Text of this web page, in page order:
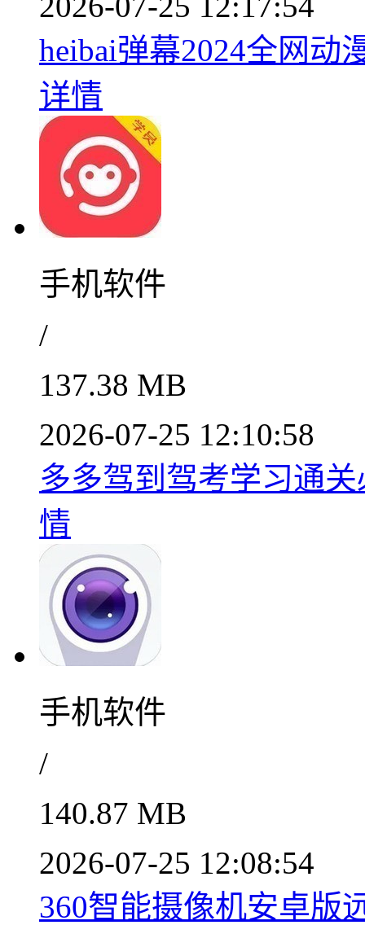
heibai弹幕2024全网动
详情
手机软件
/
137.38 MB
2026-07-25 12:10:58
多多驾到驾考学习通
情
手机软件
/
140.87 MB
2026-07-25 12:08:54
360智能摄像机安卓版